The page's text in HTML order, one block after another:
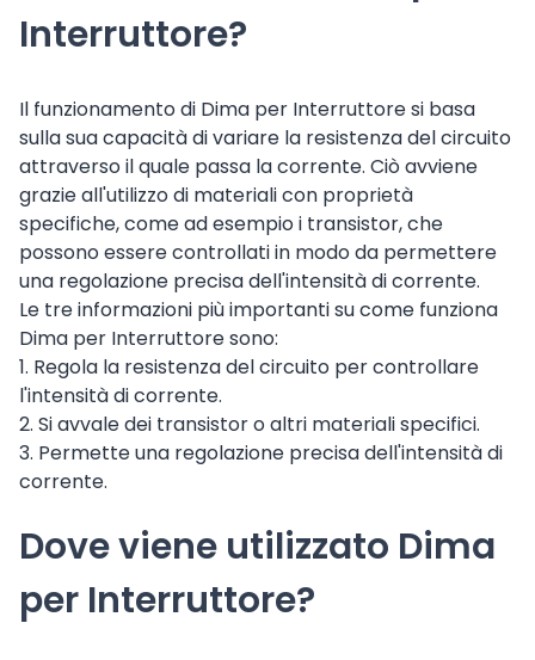
Interruttore?
Il funzionamento di Dima per Interruttore si basa
sulla sua capacità di variare la resistenza del circuito
attraverso il quale passa la corrente. Ciò avviene
grazie all'utilizzo di materiali con proprietà
specifiche, come ad esempio i transistor, che
possono essere controllati in modo da permettere
una regolazione precisa dell'intensità di corrente.
Le tre informazioni più importanti su come funziona
Dima per Interruttore sono:
1. Regola la resistenza del circuito per controllare
l'intensità di corrente.
2. Si avvale dei transistor o altri materiali specifici.
3. Permette una regolazione precisa dell'intensità di
corrente.
Dove viene utilizzato Dima
per Interruttore?